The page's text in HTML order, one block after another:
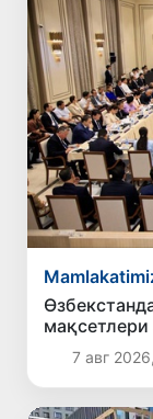
7 авг